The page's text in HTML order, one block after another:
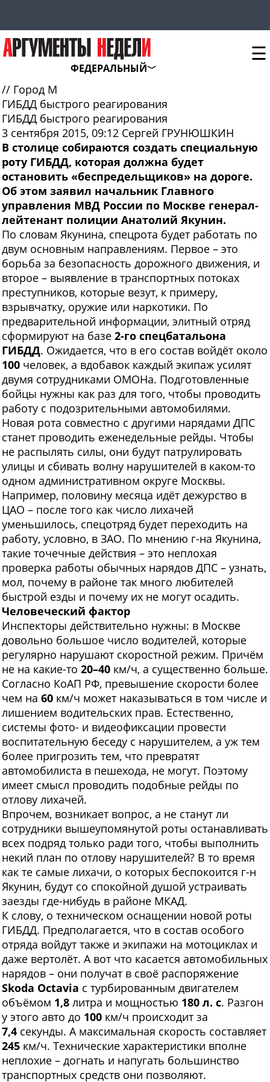
ФЕДЕРАЛЬНЫЙ
☰
// Город М
ГИБДД быстрого реагирования
ГИБДД быстрого реагирования
3 сентября 2015, 09:12 Сергей ГРУНЮШКИН
В столице собираются создать специальную
роту ГИБДД, которая должна будет
остановить «беспредельщиков» на дороге.
Об этом заявил начальник Главного
управления МВД России по Москве генерал-
лейтенант полиции Анатолий Якунин.
По словам Якунина, спецрота будет работать по
двум основным направлениям. Первое – это
борьба за безопасность дорожного движения, и
второе – выявление в транспортных потоках
преступников, которые везут, к примеру,
взрывчатку, оружие или наркотики. По
предварительной информации, элитный отряд
сформируют на базе 2-го спецбатальона
ГИБДД. Ожидается, что в его состав войдёт около
100 человек, а вдобавок каждый экипаж усилят
двумя сотрудниками ОМОНа. Подготовленные
бойцы нужны как раз для того, чтобы проводить
работу с подозрительными автомобилями.
Новая рота совместно с другими нарядами ДПС
станет проводить еженедельные рейды. Чтобы
не распылять силы, они будут патрулировать
улицы и сбивать волну нарушителей в каком-то
одном административном округе Москвы.
Например, половину месяца идёт дежурство в
ЦАО – после того как число лихачей
уменьшилось, спецотряд будет переходить на
работу, условно, в ЗАО. По мнению г-на Якунина,
такие точечные действия – это неплохая
проверка работы обычных нарядов ДПС – узнать,
мол, почему в районе так много любителей
быстрой езды и почему их не могут осадить.
Человеческий фактор
Инспекторы действительно нужны: в Москве
довольно большое число водителей, которые
регулярно нарушают скоростной режим. Причём
не на какие-то 20–40 км/ч, а существенно больше.
Согласно КоАП РФ, превышение скорости более
чем на 60 км/ч может наказываться в том числе и
лишением водительских прав. Естественно,
системы фото- и видеофиксации провести
воспитательную беседу с нарушителем, а уж тем
более пригрозить тем, что превратят
автомобилиста в пешехода, не могут. Поэтому
имеет смысл проводить подобные рейды по
отлову лихачей.
Впрочем, возникает вопрос, а не станут ли
сотрудники вышеупомянутой роты останавливать
всех подряд только ради того, чтобы выполнить
некий план по отлову нарушителей? В то время
как те самые лихачи, о которых беспокоится г-н
Якунин, будут со спокойной душой устраивать
заезды где-нибудь в районе МКАД.
К слову, о техническом оснащении новой роты
ГИБДД. Предполагается, что в состав особого
отряда войдут также и экипажи на мотоциклах и
даже вертолёт. А вот что касается автомобильных
нарядов – они получат в своё распоряжение
Skoda Octavia с турбированным двигателем
объёмом 1,8 литра и мощностью 180 л. с. Разгон
у этого авто до 100 км/ч происходит за
7,4 секунды. А максимальная скорость составляет
245 км/ч. Технические характеристики вполне
неплохие – догнать и напугать большинство
транспортных средств они позволяют.